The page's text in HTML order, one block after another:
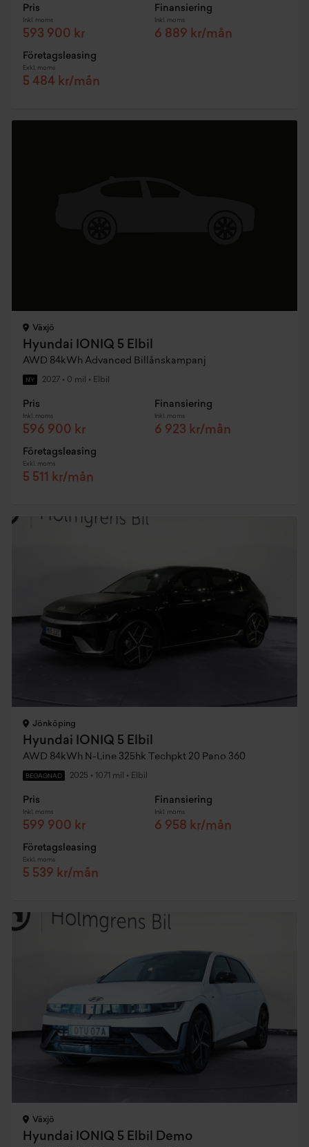
Pris
Inkl. moms
593 900 kr
Finansiering
Inkl. moms
6 889 kr/mån
Företagsleasing
Exkl. moms
5 484 kr/mån
Växjö
Hyundai IONIQ 5 Elbil
AWD 84kWh Advanced Billånskampanj
NY 2027 • 0 mil • Elbil
Pris
Inkl. moms
596 900 kr
Finansiering
Inkl. moms
6 923 kr/mån
Företagsleasing
Exkl. moms
5 511 kr/mån
Jönköping
Hyundai IONIQ 5 Elbil
AWD 84kWh N-Line 325hk Techpkt 20 Pano 360
BEGAGNAD 2025 • 1071 mil • Elbil
Pris
Inkl. moms
599 900 kr
Finansiering
Inkl. moms
6 958 kr/mån
Företagsleasing
Exkl. moms
5 539 kr/mån
Växjö
Hyundai IONIQ 5 Elbil Demo